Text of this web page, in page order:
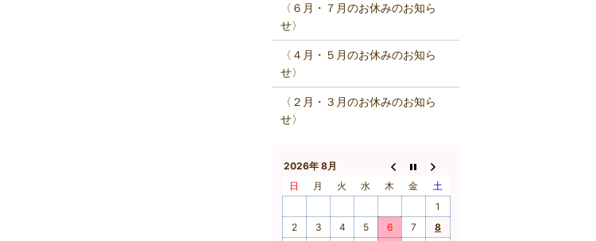
〈６月・７月のお休みのお知ら
せ〉
〈４月・５月のお休みのお知ら
せ〉
〈２月・３月のお休みのお知ら
せ〉
2026年 8月
日
月 火 水 木 金
土
1
2
3 4 5 6 7 8